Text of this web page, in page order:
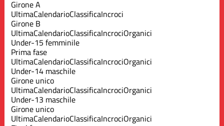
Girone A
UltimaCalendarioClassificaIncroci
Girone B
UltimaCalendarioClassificaIncrociOrganici
Under-15 femminile
Prima fase
UltimaCalendarioClassificaIncrociOrganici
Under-14 maschile
Girone unico
UltimaCalendarioClassificaIncrociOrganici
Under-13 maschile
Girone unico
UltimaCalendarioClassificaIncrociOrganici